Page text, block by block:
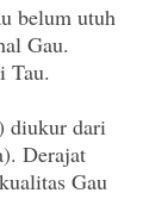
belum utuh
Gau.
Tau.
diukur dari
Derajat
Gau